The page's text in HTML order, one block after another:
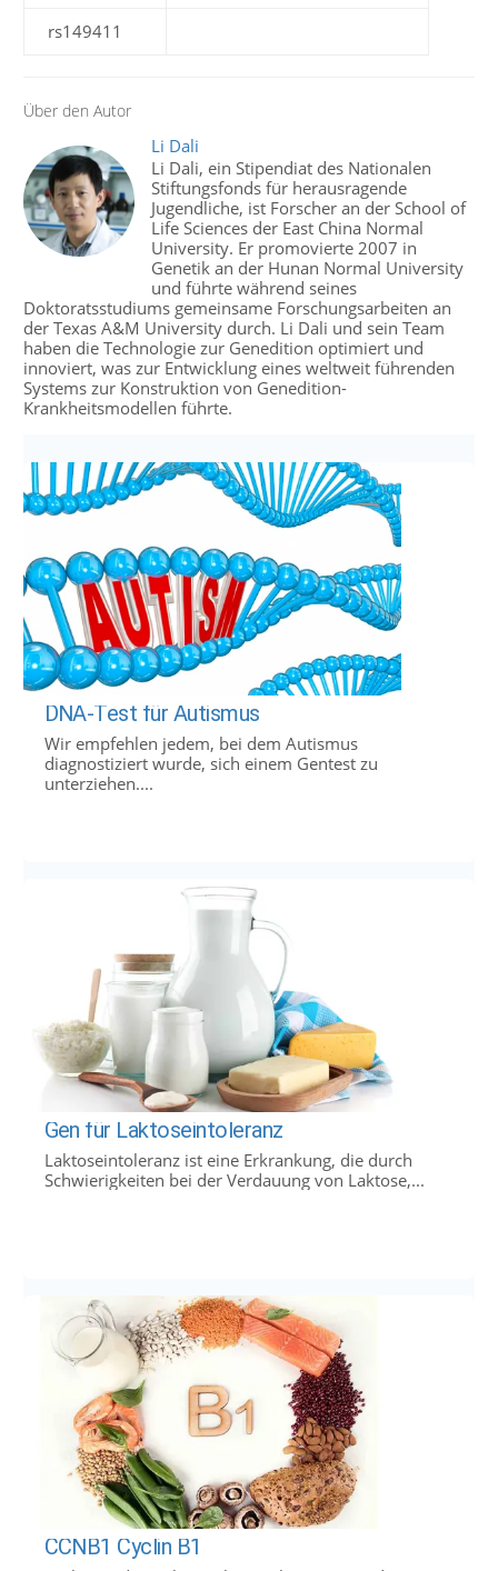
rs149411
Über den Autor
Li Dali
Li Dali, ein Stipendiat des Nationalen
Stiftungsfonds für herausragende
Jugendliche, ist Forscher an der School of
Life Sciences der East China Normal
University. Er promovierte 2007 in
Genetik an der Hunan Normal University
und führte während seines
Doktoratsstudiums gemeinsame Forschungsarbeiten an
der Texas A&M University durch. Li Dali und sein Team
haben die Technologie zur Genedition optimiert und
innoviert, was zur Entwicklung eines weltweit führenden
Systems zur Konstruktion von Genedition-
Krankheitsmodellen führte.
DNA-Test für Autismus
Wir empfehlen jedem, bei dem Autismus
diagnostiziert wurde, sich einem Gentest zu
unterziehen....
Gen für Laktoseintoleranz
Laktoseintoleranz ist eine Erkrankung, die durch
Schwierigkeiten bei der Verdauung von Laktose,...
CCNB1 Cyclin B1